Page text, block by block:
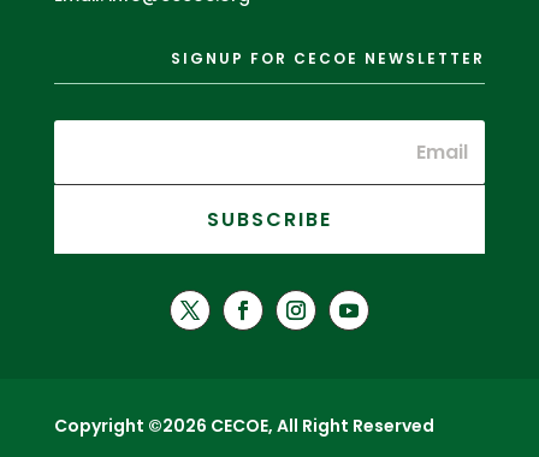
SIGNUP FOR CECOE NEWSLETTER
SUBSCRIBE
Copyright ©2026 CECOE, All Right Reserved